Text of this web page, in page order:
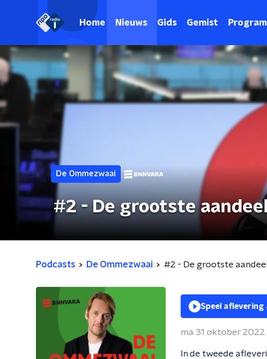
Home Nieuws Gids Gemist
De Ommezwaai
#2 - De grootste
Podcasts De Ommezwaai #2 - De grootste
Speel aflevering
ma 31 oktober 2022
In de tweede